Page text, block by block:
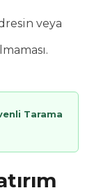
veya
Tarama